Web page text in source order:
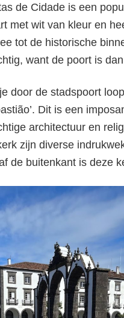
de Cidade is een
met wit van kleur en
tot de historische
want de poort is
door de stadspoort
Dit is een
architectuur en
zijn diverse
de buitenkant is deze